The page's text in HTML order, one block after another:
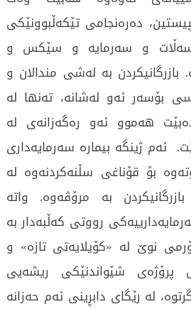
دەرەنجامی تێکەڵبوونێکی
و سەرمایە و سێکس و
بازرگانیکردن بە لەشی مندالان و
بۆسەر ئەو لەشانە، تەنها لە
هەموو ئەو رەگەزانەی لە
ئەم ژینگە بیمارە سەرمایەداری
بۆ قۆناغی سڵنەکردنەوە لە
بە مرۆڤەوە. واتە
رووتی کەڵبەدار بە
نوێ لە «کۆیلایەتی تازە» و
پرۆژەی شێواندنێکی ریشەیی
لە رێگای دابڕینی ئەم حەزانە